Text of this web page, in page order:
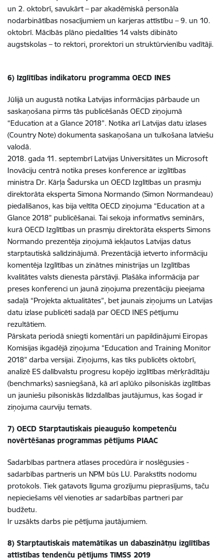
un 2. oktobrī, savukārt – par akadēmiskā personāla
nodarbinātības nosacījumiem un karjeras attīstību – 9. un 10.
oktobrī. Mācībās plāno piedalīties 14 valsts dibināto
augstskolas – to rektori, prorektori un struktūrvienību vadītāji.
6) Izglītības indikatoru programma OECD INES
Jūlijā un augustā notika Latvijas informācijas pārbaude un
saskaņošana pirms tās publicēšanās OECD ziņojumā
“Education at a Glance 2018”. Notika arī Latvijas datu izlases
(Country Note) dokumenta saskaņošana un tulkošana latviešu
valodā.
2018. gada 11. septembrī Latvijas Universitātes un Microsoft
Inovāciju centrā notika preses konference ar izglītības
ministra Dr. Kārļa Šadurska un OECD Izglītības un prasmju
direktorāta eksperta Simona Normando (Simon Normandeau)
piedalīšanos, kas bija veltīta OECD ziņojuma “Education at a
Glance 2018” publicēšanai. Tai sekoja informatīvs seminārs,
kurā OECD Izglītības un prasmju direktorāta eksperts Simons
Normando prezentēja ziņojumā iekļautos Latvijas datus
starptautiskā salīdzinājumā. Prezentācijā ietverto informāciju
komentēja Izglītības un zinātnes ministrijas un Izglītības
kvalitātes valsts dienesta pārstāvji. Plašāka informācija par
preses konferenci un jaunā ziņojuma prezentāciju pieejama
sadaļā “Projekta aktualitātes”, bet jaunais ziņojums un Latvijas
datu izlase publicēti sadaļā par OECD INES pētījumu
rezultātiem.
Pārskata periodā sniegti komentāri un papildinājumi Eiropas
Komisijas ikgadējā ziņojuma “Education and Training Monitor
2018” darba versijai. Ziņojums, kas tiks publicēts oktobrī,
analizē ES dalībvalstu progresu kopējo izglītības mērķrādītāju
(benchmarks) sasniegšanā, kā arī aplūko pilsoniskās izglītības
un jauniešu pilsoniskās līdzdalības jautājumus, kas šogad ir
ziņojuma caurviju temats.
7) OECD Starptautiskais pieaugušo kompetenču
novērtēšanas programmas pētījums PIAAC
Sadarbības partnera atlases procedūra ir noslēgusies -
sadarbības partneris un NPM būs LU. Parakstīts nodomu
protokols. Tiek gatavots līguma grozījumu pieprasījums, taču
nepieciešams vēl vienoties ar sadarbības partneri par
budžetu.
Ir uzsākts darbs pie pētījuma jautājumiem.
8) Starptautiskais matemātikas un dabaszinātņu izglītības
attīstības tendenču pētījums TIMSS 2019